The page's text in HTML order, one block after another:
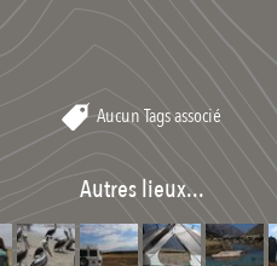
Aucun Tags associé
Autres lieux...